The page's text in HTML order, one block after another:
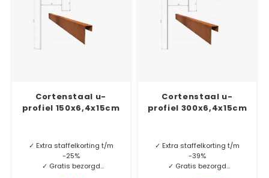
Cortenstaal u-
profiel 150x6,4x15cm
✓ Extra staffelkorting t/m
-25%
✓ Gratis bezorgd
Cortenstaal u-
profiel 300x6,4x15cm
✓ Extra staffelkorting t/m
-39%
✓ Gratis bezorgd